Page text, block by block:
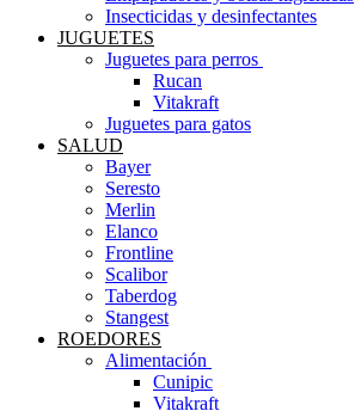
Insecticidas y desinfectantes
JUGUETES
Juguetes para perros ​
Rucan
Vitakraft
Juguetes para gatos
SALUD
Bayer
Seresto
Merlin
Elanco
Frontline
Scalibor
Taberdog
Stangest
ROEDORES
Alimentación ​
Cunipic
Vitakraft